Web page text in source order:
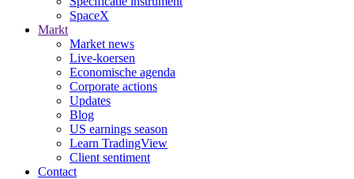
SpaceX
Markt
Market news
Live-koersen
Economische agenda
Corporate actions
Updates
Blog
US earnings season
Learn TradingView
Client sentiment
Contact